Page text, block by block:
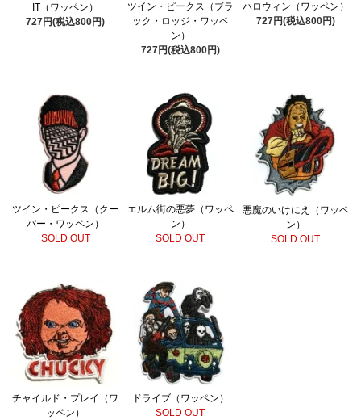
IT（ワッペン）
727円(税込800円)
ツイン・ピークス（ブラ
ック・ロッジ・ワッペ
ン）
727円(税込800円)
ハロウィン（ワッペン）
727円(税込800円)
ツイン・ピークス（クー
パー・ワッペン）
SOLD OUT
エルム街の悪夢（ワッペ
ン）
SOLD OUT
悪魔のいけにえ（ワッペ
ン）
SOLD OUT
チャイルド・プレイ（ワ
ッペン）
ドライブ（ワッペン）
SOLD OUT